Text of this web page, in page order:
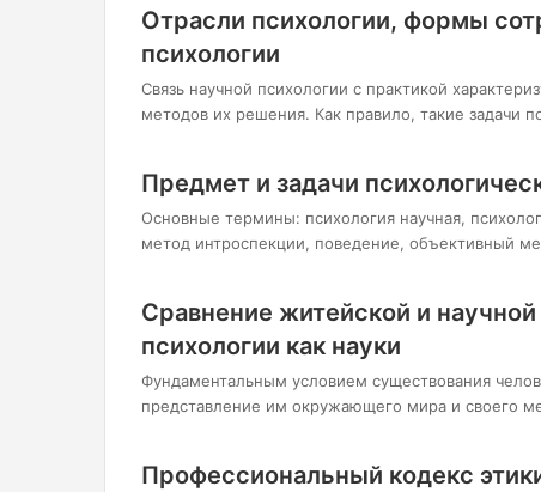
Отрасли психологии, формы
психологии
Связь научной психологии с практикой
методов их решения. Как правило, такие задачи
Предмет и задачи
Основные термины: психология научная,
метод интроспекции, поведение, объективный
Сравнение житейской и
психологии как науки
Фундаментальным условием существования
представление им окружающего мира и своего
Профессиональный кодекс